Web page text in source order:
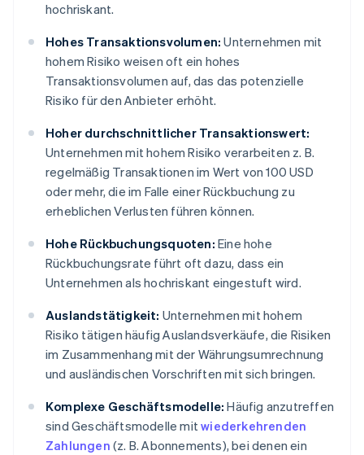
hochriskant.
Hohes Transaktionsvolumen: Unternehmen mit
hohem Risiko weisen oft ein hohes
Transaktionsvolumen auf, das das potenzielle
Risiko für den Anbieter erhöht.
Hoher durchschnittlicher Transaktionswert:
Unternehmen mit hohem Risiko verarbeiten z. B.
regelmäßig Transaktionen im Wert von 100 USD
oder mehr, die im Falle einer Rückbuchung zu
erheblichen Verlusten führen können.
Hohe Rückbuchungsquoten: Eine hohe
Rückbuchungsrate führt oft dazu, dass ein
Unternehmen als hochriskant eingestuft wird.
Auslandstätigkeit: Unternehmen mit hohem
Risiko tätigen häufig Auslandsverkäufe, die Risiken
im Zusammenhang mit der Währungsumrechnung
und ausländischen Vorschriften mit sich bringen.
Komplexe Geschäftsmodelle: Häufig anzutreffen
sind Geschäftsmodelle mitwiederkehrenden
Zahlungen (z. B. Abonnements), bei denen ein